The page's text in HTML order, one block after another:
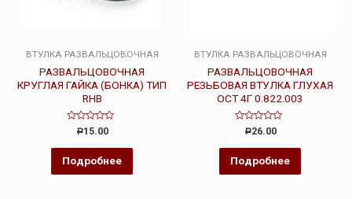
ВТУЛКА РАЗВАЛЬЦОВОЧНАЯ
РАЗВАЛЬЦОВОЧНАЯ
КРУГЛАЯ ГАЙКА (БОНКА) ТИП
RHB
Оценка
из
Р15.00
Подробнее
ВТУЛКА РАЗВАЛЬЦОВОЧНАЯ
РАЗВАЛЬЦОВОЧНАЯ
РЕЗЬБОВАЯ ВТУЛКА ГЛУХАЯ
ОСТ 4Г 0.822.003
Оценка
из
Р26.00
Подробнее